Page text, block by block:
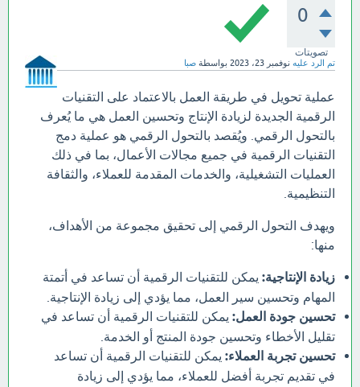
0
تصويتات
تم الرد عليه نوفمبر 23، 2023 بواسطة صبا
عملية تحويل في طريقة العمل بالاعتماد على التقنيات
الرقمية الجديدة لزيادة الإنتاج وتحسين العمل هي ما يُعرف
بالتحول الرقمي. ويُقصد بالتحول الرقمي هو عملية دمج
التقنيات الرقمية في جميع مجالات الأعمال، بما في ذلك
العمليات التشغيلية، والخدمات المقدمة للعملاء، والثقافة
التنظيمية.
ويهدف التحول الرقمي إلى تحقيق مجموعة من الأهداف،
منها:
زيادة الإنتاجية: يمكن للتقنيات الرقمية أن تساعد في أتمتة
المهام وتحسين سير العمل، مما يؤدي إلى زيادة الإنتاجية.
تحسين جودة العمل: يمكن للتقنيات الرقمية أن تساعد في
تقليل الأخطاء وتحسين جودة المنتج أو الخدمة.
تحسين تجربة العملاء: يمكن للتقنيات الرقمية أن تساعد
في تقديم تجربة أفضل للعملاء، مما يؤدي إلى زيادة